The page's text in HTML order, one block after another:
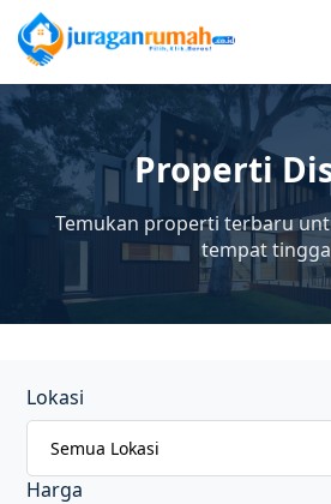
Properti
Temukan properti terbaru
tempat
Lokasi
Harga